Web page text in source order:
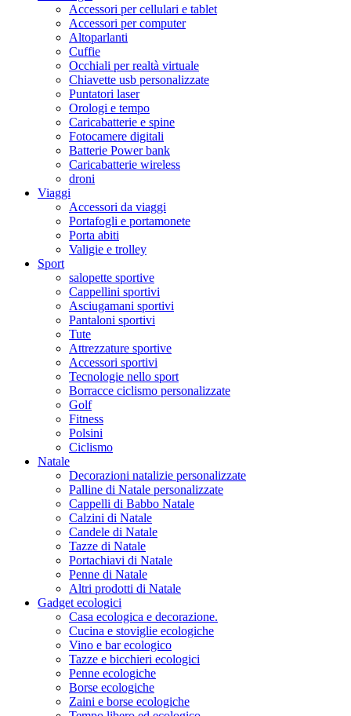
Accessori per cellulari e tablet
Accessori per computer
Altoparlanti
Cuffie
Occhiali per realtà virtuale
Chiavette usb personalizzate
Puntatori laser
Orologi e tempo
Caricabatterie e spine
Fotocamere digitali
Batterie Power bank
Caricabatterie wireless
droni
Viaggi
Accessori da viaggi
Portafogli e portamonete
Porta abiti
Valigie e trolley
Sport
salopette sportive
Cappellini sportivi
Asciugamani sportivi
Pantaloni sportivi
Tute
Attrezzature sportive
Accessori sportivi
Tecnologie nello sport
Borracce ciclismo personalizzate
Golf
Fitness
Polsini
Ciclismo
Natale
Decorazioni natalizie personalizzate
Palline di Natale personalizzate
Cappelli di Babbo Natale
Calzini di Natale
Candele di Natale
Tazze di Natale
Portachiavi di Natale
Penne di Natale
Altri prodotti di Natale
Gadget ecologici
Casa ecologica e decorazione.
Cucina e stoviglie ecologiche
Vino e bar ecologico
Tazze e bicchieri ecologici
Penne ecologiche
Borse ecologiche
Zaini e borse ecologiche